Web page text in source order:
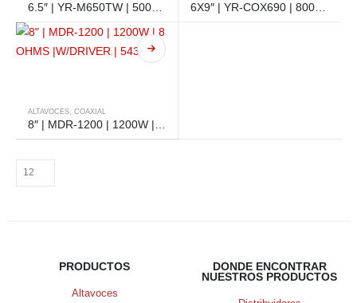
6.5″ | YR-M650TW | 500W | 8 OHMS |W/TWEETER | 2202 6X9″ | YR-COX690 | 800W| 4 OHMS | ECO PAIR | 2211
ALTAVOCES, COAXIAL
8″ | MDR-1200 | 1200W | 8 OHMS |W/DRIVER | 5430
PRODUCTOS
Altavoces
DONDE ENCONTRAR
NUESTROS PRODUCTOS